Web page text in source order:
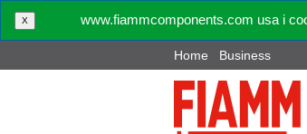
X www.fiammcomponents.com usa i
Home Business